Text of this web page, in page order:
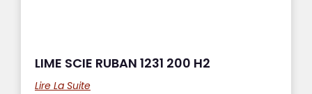
LIME SCIE RUBAN 1231 200 H2
Lire La Suite